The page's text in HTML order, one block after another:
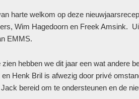
harte welkom op deze
Wim Hagedoorn en Freek Amsink.
EMMS.
zien hebben we dit jaar een wat andere
Henk Bril is afwezig door privé
bereid om te ondersteunen en de